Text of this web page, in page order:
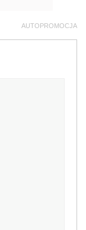
AUTOPROMOCJA